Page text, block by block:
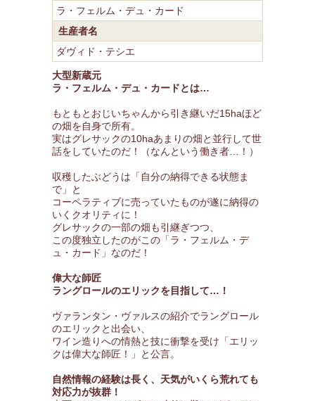
ラ・フェルム・デュ・カード
生産者名
ダヴィド・テシエ
大型新蔵元
ラ・フェルム・デュ・カードとは…
もともとおじいちゃんから引き継いだ15haほど
の畑を自身で所有。
実はグレサックの10haあまりの畑と並行して世
話をしていたのだ！（なんという働き者…！）
収穫したぶどうは「自分の納得できる状態ま
で」と
コーペラティブに売っていたものが遂に納得の
いくクオリティに！
グレサックの一部の畑も引継ぎつつ、
この度独立したのがこの「ラ・フェルム・デ
ュ・カード」なのだ！
偉大な師匠
ラングロールのエリックを目指して…！
ヴァランタン・ヴァルスの紹介でラングロール
のエリックと出会い、
ワイン造りへの情熱と技に衝撃を受け「エリッ
クは偉大な師匠！」と公言。
自然情報の経験は長く、天気がいくら荒れても
対応力が抜群！